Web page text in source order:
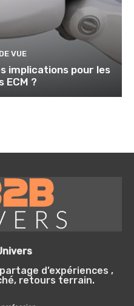
VUE
implications pour les
ECM ?
d’expériences ,
retours terrain.